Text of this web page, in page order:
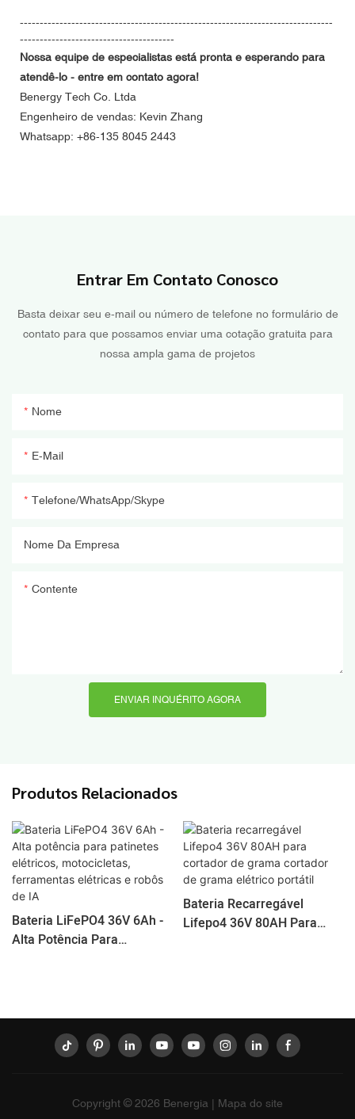
-------------------------------------------------------------------------------
---------------------------------------
Nossa equipe de especialistas está pronta e esperando para
atendê-lo - entre em contato agora!
Benergy Tech Co. Ltda
Engenheiro de vendas: Kevin Zhang
Whatsapp: +86-135 8045 2443
Entrar Em Contato Conosco
Basta deixar seu e-mail ou número de telefone no formulário de
contato para que possamos enviar uma cotação gratuita para
nossa ampla gama de projetos
Nome
E-Mail
Telefone/WhatsApp/Skype
Nome Da Empresa
Contente
ENVIAR INQUÉRITO AGORA
Produtos Relacionados
Bateria LiFePO4 36V 6Ah -
Alta Potência Para
Bateria Recarregável
Lifepo4 36V 80AH Para
Copyright © 2026 Benergia | Mapa do site